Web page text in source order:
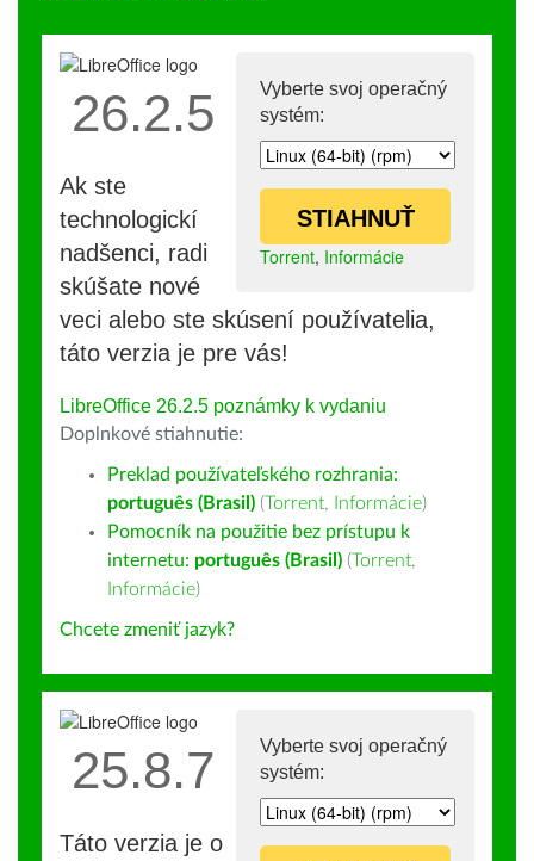
Vyberte svoj operačný
systém:
STIAHNUŤ
Torrent, Informácie
26.2.5
Ak ste
technologickí
nadšenci, radi
skúšate nové
veci alebo ste skúsení používatelia,
táto verzia je pre vás!
LibreOffice 26.2.5 poznámky k vydaniu
Doplnkové stiahnutie:
Preklad používateľského rozhrania:
português (Brasil) (Torrent, Informácie)
Pomocník na použitie bez prístupu k
internetu: português (Brasil) (Torrent,
Informácie)
Chcete zmeniť jazyk?
Vyberte svoj operačný
systém:
25.8.7
Táto verzia je o